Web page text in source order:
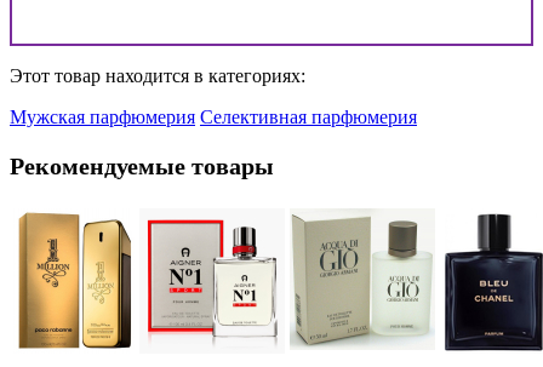
Этот товар находится в категориях:
Мужская парфюмерия Селективная парфюмерия
Рекомендуемые товары